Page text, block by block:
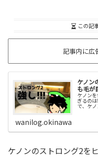
この記
記事内に広
ケノン
も毛が
ケノン
ぎるの
で、ケ
wanilog.okinawa
ケノンのストロング2を